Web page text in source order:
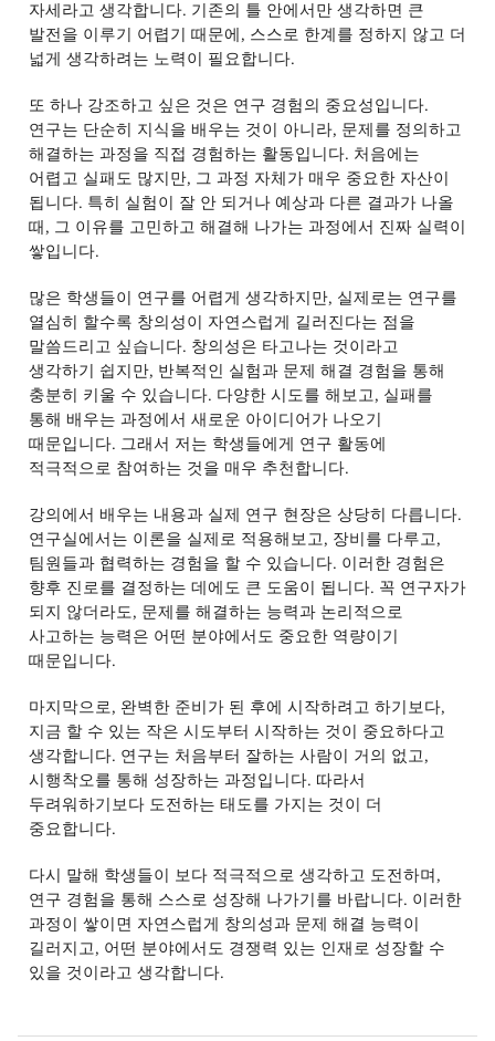
자세라고 생각합니다. 기존의 틀 안에서만 생각하면 큰
발전을 이루기 어렵기 때문에 , 스스로 한계를 정하지 않고 더
넓게 생각하려는 노력이 필요합니다.
또 하나 강조하고 싶은 것은 연구 경험의 중요성입니다.
연구는 단순히 지식을 배우는 것이 아니라, 문제를 정의하고
해결하는 과정을 직접 경험하는 활동입니다. 처음에는
어렵고 실패도 많지만, 그 과정 자체가 매우 중요한 자산이
됩니다. 특히 실험이 잘 안 되거나 예상과 다른 결과가 나올
때 , 그 이유를 고민하고 해결해 나가는 과정에서 진짜 실력이
쌓입니다.
많은 학생들이 연구를 어렵게 생각하지만, 실제로는 연구를
열심히 할수록 창의성이 자연스럽게 길러진다는 점을
말씀드리고 싶습니다. 창의성은 타고나는 것이라고
생각하기 쉽지만, 반복적인 실험과 문제 해결 경험을 통해
충분히 키울 수 있습니다. 다양한 시도를 해보고, 실패를
통해 배우는 과정에서 새로운 아이디어가 나오기
때문입니다. 그래서 저는 학생들에게 연구 활동에
적극적으로 참여하는 것을 매우 추천합니다.
강의에서 배우는 내용과 실제 연구 현장은 상당히 다릅니다.
연구실에서는 이론을 실제로 적용해보고, 장비를 다루고,
팀원들과 협력하는 경험을 할 수 있습니다. 이러한 경험은
향후 진로를 결정하는 데에도 큰 도움이 됩니다. 꼭 연구자가
되지 않더라도, 문제를 해결하는 능력과 논리적으로
사고하는 능력은 어떤 분야에서도 중요한 역량이기
때문입니다.
마지막으로, 완벽한 준비가 된 후에 시작하려고 하기보다,
지금 할 수 있는 작은 시도부터 시작하는 것이 중요하다고
생각합니다. 연구는 처음부터 잘하는 사람이 거의 없고,
시행착오를 통해 성장하는 과정입니다. 따라서
두려워하기보다 도전하는 태도를 가지는 것이 더
중요합니다.
다시 말해 학생들이 보다 적극적으로 생각하고 도전하며 ,
연구 경험을 통해 스스로 성장해 나가기를 바랍니다. 이러한
과정이 쌓이면 자연스럽게 창의성과 문제 해결 능력이
길러지고, 어떤 분야에서도 경쟁력 있는 인재로 성장할 수
있을 것이라고 생각합니다.